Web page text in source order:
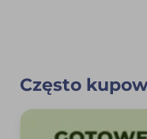
Często